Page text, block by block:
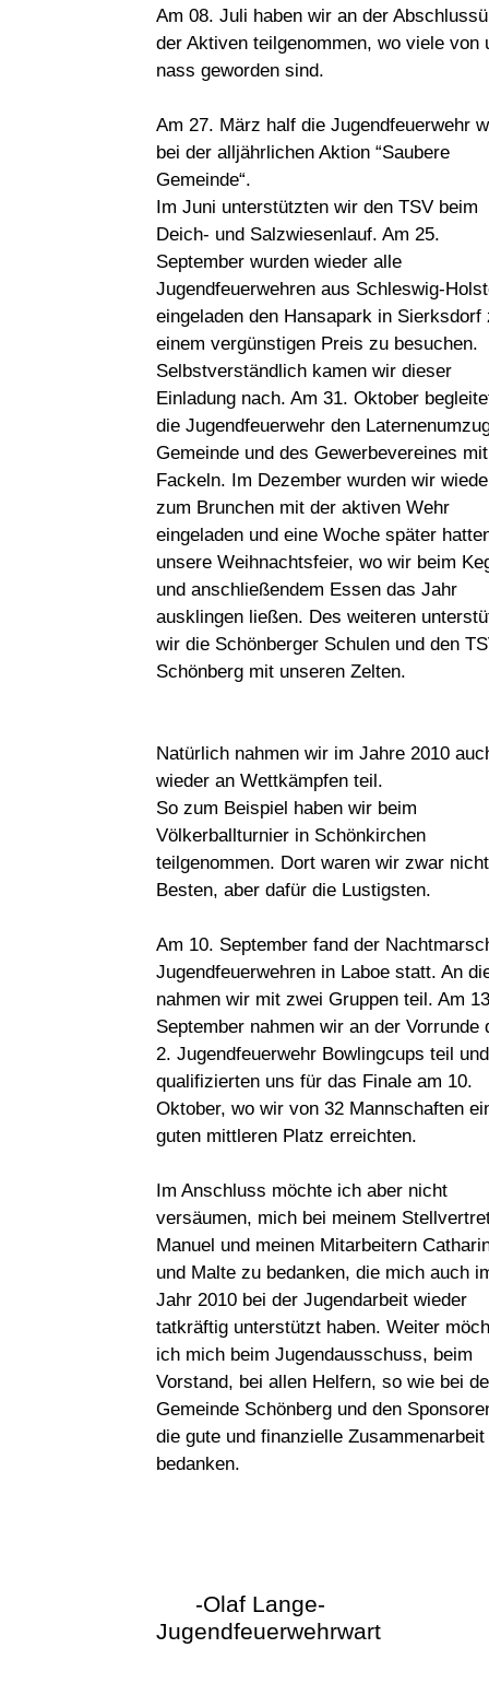
Am 08. Juli haben wir an der
der Aktiven teilgenommen, wo viele von
nass geworden sind.
Am 27. März half die Jugendfeuerwehr
bei der alljährlichen Aktion “Saubere
Gemeinde“.
Im Juni unterstützten wir den TSV beim
Deich- und Salzwiesenlauf. Am 25.
September wurden wieder alle
Jugendfeuerwehren aus Schleswig-
eingeladen den Hansapark in Sierksdorf
einem vergünstigen Preis zu besuchen.
Selbstverständlich kamen wir dieser
Einladung nach. Am 31. Oktober
die Jugendfeuerwehr den
Gemeinde und des Gewerbevereines mit
Fackeln. Im Dezember wurden wir
zum Brunchen mit der aktiven Wehr
eingeladen und eine Woche später
unsere Weihnachtsfeier, wo wir beim
und anschließendem Essen das Jahr
ausklingen ließen. Des weiteren
wir die Schönberger Schulen und den
Schönberg mit unseren Zelten.
Natürlich nahmen wir im Jahre 2010
wieder an Wettkämpfen teil.
So zum Beispiel haben wir beim
Völkerballturnier in Schönkirchen
teilgenommen. Dort waren wir zwar
Besten, aber dafür die Lustigsten.
Am 10. September fand der
Jugendfeuerwehren in Laboe statt. An
nahmen wir mit zwei Gruppen teil. Am
September nahmen wir an der Vorrunde
2. Jugendfeuerwehr Bowlingcups teil und
qualifizierten uns für das Finale am 10.
Oktober, wo wir von 32 Mannschaften
guten mittleren Platz erreichten.
Im Anschluss möchte ich aber nicht
versäumen, mich bei meinem
Manuel und meinen Mitarbeitern
und Malte zu bedanken, die mich auch
Jahr 2010 bei der Jugendarbeit wieder
tatkräftig unterstützt haben. Weiter
ich mich beim Jugendausschuss, beim
Vorstand, bei allen Helfern, so wie bei
Gemeinde Schönberg und den
die gute und finanzielle Zusammenarbeit
bedanken.
-Olaf Lange-
Jugendfeuerwehrwart